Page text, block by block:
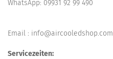
WhatsApp: 09931 92 99 490
Email : info@aircooledshop.com
Servicezeiten: